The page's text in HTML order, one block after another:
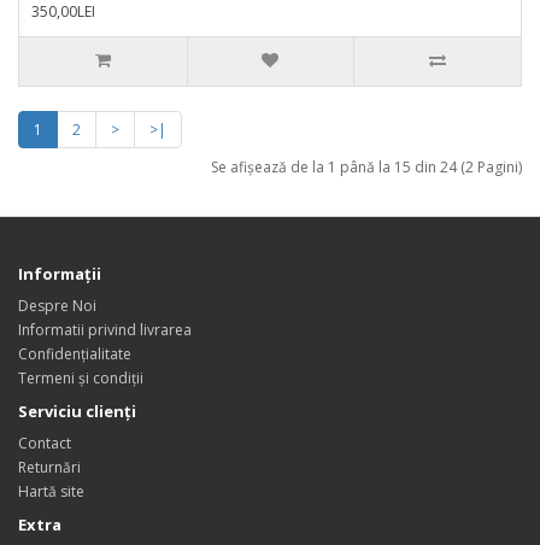
350,00LEI
1 2 >
>|
Se afişează de la 1 până la 15 din 24 (2 Pagini)
Informații
Despre Noi
Informatii privind livrarea
Confidențialitate
Termeni și condiții
Serviciu clienți
Contact
Returnări
Hartă site
Extra